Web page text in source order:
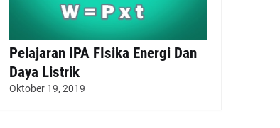
Pelajaran IPA FIsika Energi Dan
Daya Listrik
Oktober 19, 2019